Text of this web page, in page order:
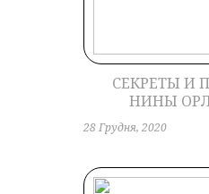
СЕКРЕТЫ И
НИНЫ
28 Грудня, 2020